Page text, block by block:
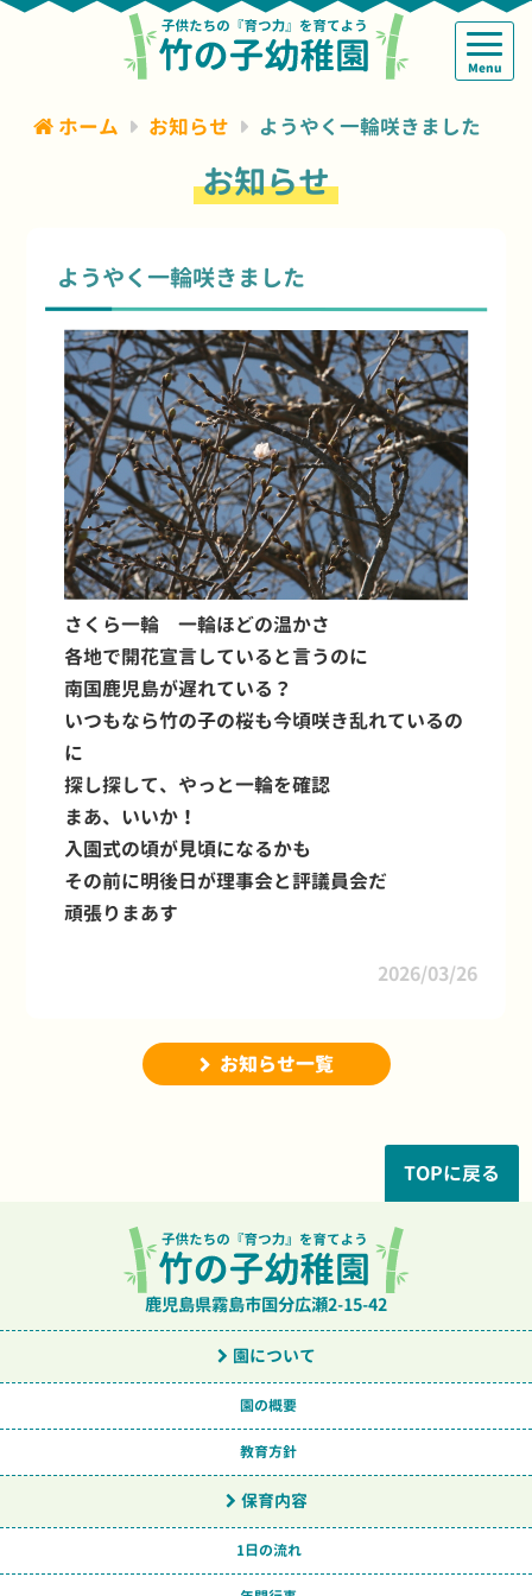
Menu
ホーム お知らせ ようやく一輪咲きました
お知らせ
ようやく一輪咲きました
さくら一輪 一輪ほどの温かさ
各地で開花宣言していると言うのに
南国鹿児島が遅れている？
いつもなら竹の子の桜も今頃咲き乱れているの
に
探し探して、やっと一輪を確認
まあ、いいか！
入園式の頃が見頃になるかも
その前に明後日が理事会と評議員会だ
頑張りまあす
2026/03/26
お知らせ一覧
TOPに戻る
鹿児島県霧島市国分広瀬2-15-42
園について
園の概要
教育方針
保育内容
1日の流れ